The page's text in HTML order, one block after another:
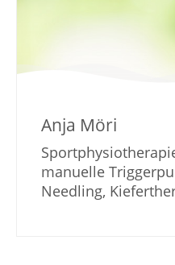
Anja Möri
manuelle
Needling,